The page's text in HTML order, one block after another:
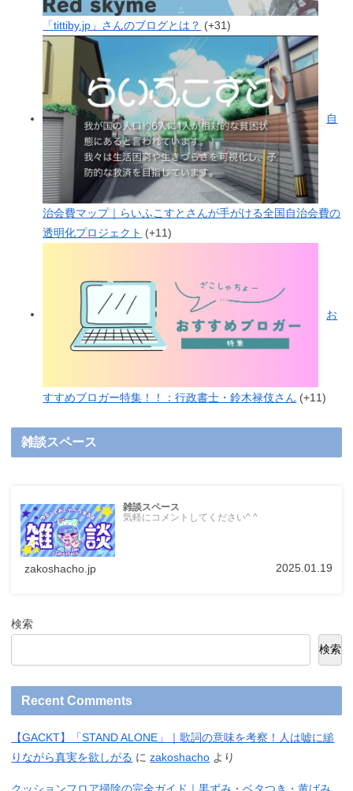
「tittiby.jp」さんのブログとは？ +31
自
治会費マップ｜らいふこすとさんが手がける全国自治会費の
透明化プロジェクト
+11
お
すすめブロガー特集！！：行政書士・鈴木禄伎さん +11
雑談スペース
雑談スペース
気軽にコメントしてください^ ^
zakoshacho.jp 2025.01.19
検索
検索
Recent Comments
【GACKT】「STAND ALONE」｜歌詞の意味を考察！人は嘘に縋
りながら真実を欲しがる にzakoshacho より
クッションフロア掃除の完全ガイド｜黒ずみ・ベタつき・黄ばみ